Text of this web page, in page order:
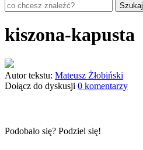
Szukaj
kiszona-kapusta
Autor tekstu: Mateusz Żłobiński
Dołącz do dyskusji 0 komentarzy
Podobało się? Podziel się!